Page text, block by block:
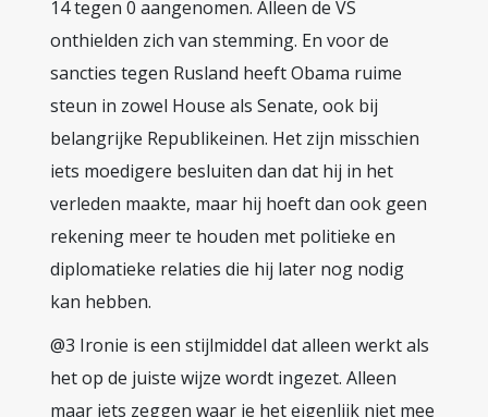
14 tegen 0 aangenomen. Alleen de VS
onthielden zich van stemming. En voor de
sancties tegen Rusland heeft Obama ruime
steun in zowel House als Senate, ook bij
belangrijke Republikeinen. Het zijn misschien
iets moedigere besluiten dan dat hij in het
verleden maakte, maar hij hoeft dan ook geen
rekening meer te houden met politieke en
diplomatieke relaties die hij later nog nodig
kan hebben.
@3 Ironie is een stijlmiddel dat alleen werkt als
het op de juiste wijze wordt ingezet. Alleen
maar iets zeggen waar je het eigenlijk niet mee